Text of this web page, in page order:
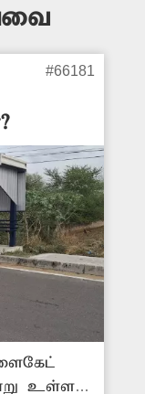
#66181
உள்ளது.